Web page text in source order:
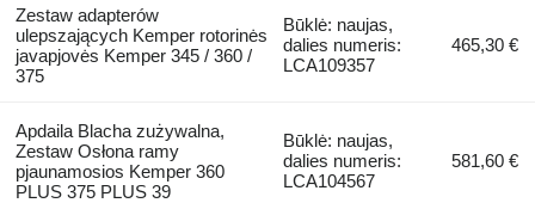
Zestaw adapterów
ulepszających Kemper rotorinės
javapjovės Kemper 345 / 360 /
375
Būklė: naujas,
dalies numeris:
LCA109357
465,30 €
Apdaila Blacha zużywalna,
Zestaw Osłona ramy
pjaunamosios Kemper 360
PLUS 375 PLUS 39
Būklė: naujas,
dalies numeris:
LCA104567
581,60 €